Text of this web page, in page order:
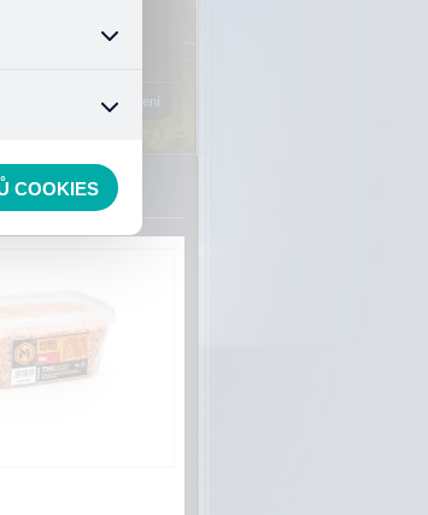
Přihlášení
tyto cookies
navštívené
COOKIES